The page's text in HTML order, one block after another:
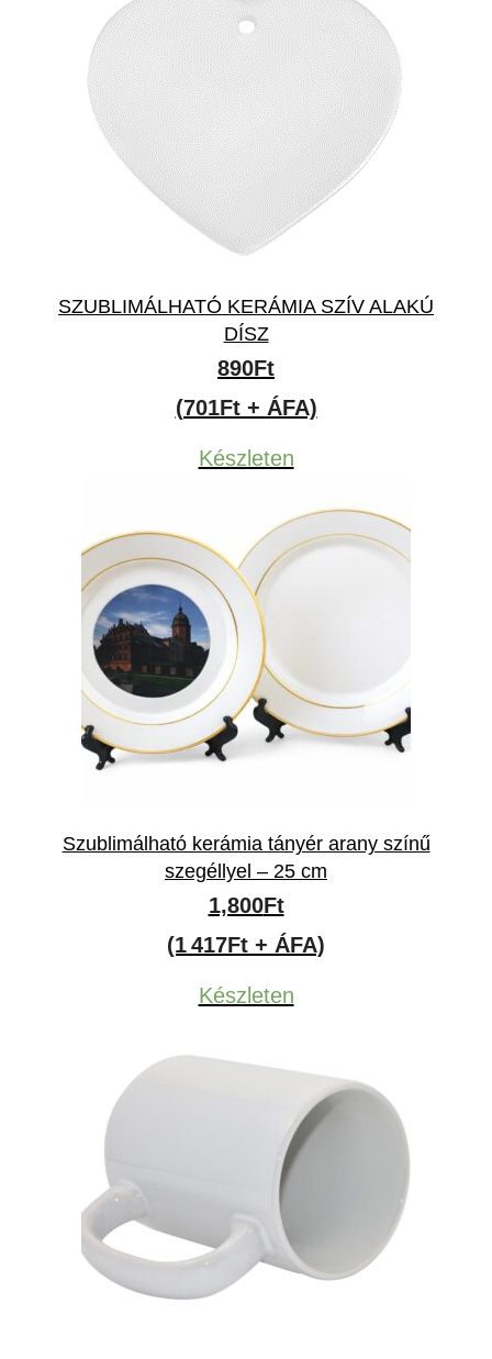
SZUBLIMÁLHATÓ KERÁMIA SZÍV ALAKÚ
DÍSZ
890Ft
(701Ft + ÁFA)
Készleten
Szublimálható kerámia tányér arany színű
szegéllyel – 25 cm
1,800Ft
(1 417Ft + ÁFA)
Készleten